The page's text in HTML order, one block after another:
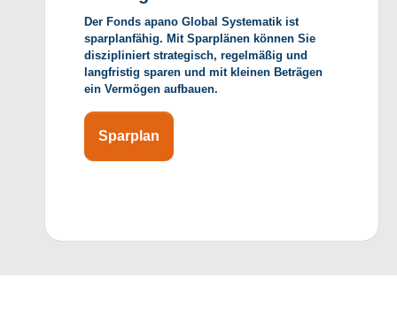
Der Fonds apano Global Systematik ist
sparplanfähig. Mit Sparplänen können Sie
diszipliniert strategisch, regelmäßig und
langfristig sparen und mit kleinen Beträgen
ein Vermögen aufbauen.
Sparplan